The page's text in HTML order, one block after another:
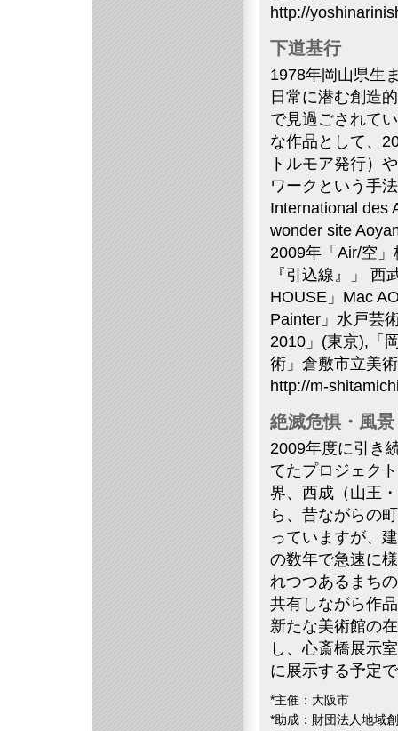
http://
下道基行
1978年岡山県生
日常に潜む創造
で見過ごされて
な作品として、
トルモア発行）
ワークという手
International des
wonder site
2009年「Air/空
『引込線』」
HOUSE」Mac
Painter」水戸芸
2010」(東京),「
術」倉敷市立美
http://m-
絶滅危惧・風景
2009年度に引き
てたプロジェク
界、西成（山王
ら、昔ながらの
っていますが、
の数年で急速に
れつつあるまち
共有しながら作
新たな美術館の
し、心斎橋展示
に展示する予定
*主催：大阪市
*助成：財団法人地域